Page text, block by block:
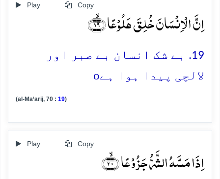
Play Copy
اِنَّ الۡاِنۡسَانَ خُلِقَ ہَلُوۡعًا ﴿ۙ۱۹﴾
19. بے شک انسان بے صبر اور
لالچی پیدا ہوا ہےo
(al-Ma‘arij, 70 : 19)
Play Copy
اِذَا مَسَّہُ الشَّرُّ جَزُوۡعًا ﴿ۙ۲۰﴾